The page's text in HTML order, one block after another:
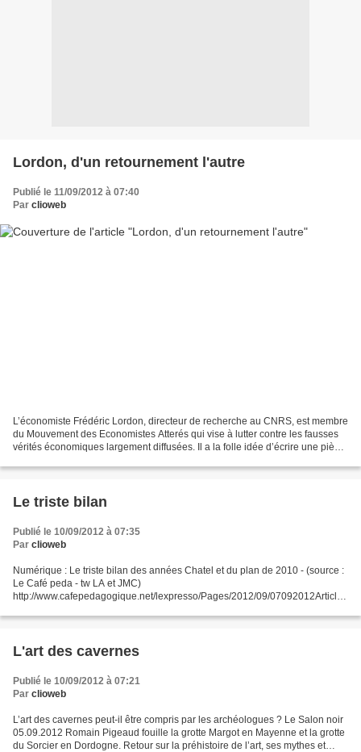
Lordon, d'un retournement l'autre
Publié le 11/09/2012 à 07:40
Par clioweb
L’économiste Frédéric Lordon, directeur de recherche au CNRS, est membre
du Mouvement des Economistes Atterés qui vise à lutter contre les fausses
vérités économiques largement diffusées. Il a la folle idée d’écrire une pièce
Le triste bilan
Publié le 10/09/2012 à 07:35
Par clioweb
Numérique : Le triste bilan des années Chatel et du plan de 2010 - (source :
Le Café peda - tw LA et JMC)
http://www.cafepedagogique.net/lexpresso/Pages/2012/09/07092012Article6
François...
L'art des cavernes
Publié le 10/09/2012 à 07:21
Par clioweb
L’art des cavernes peut-il être compris par les archéologues ? Le Salon noir
05.09.2012 Romain Pigeaud fouille la grotte Margot en Mayenne et la grotte
du Sorcier en Dordogne. Retour sur la préhistoire de l’art, ses mythes et